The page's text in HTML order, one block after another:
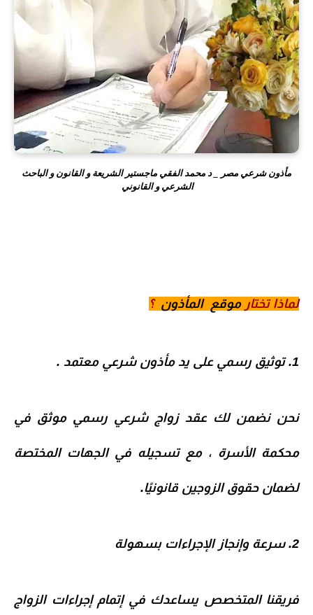
مأذون شرعي مصر _ د محمد الفقي ماجستير الشريعة و القانون و الباحث
الشرعي و القانوني
لماذا تختارموقع المأذون ؟
1. توثيق رسمي على يد مأذون شرعي معتمد .
نحن نضمن لك عقد زواج شرعي رسمي موثق في
محكمة الأسرة ، مع تسجيله في الجهات المختصة
لضمان حقوق الزوجين قانونيًا.
2. سرعة وإنجاز الإجراءات بسهولة
فريقنا المتخصص يساعدك في إتمامإجراءات الزواج